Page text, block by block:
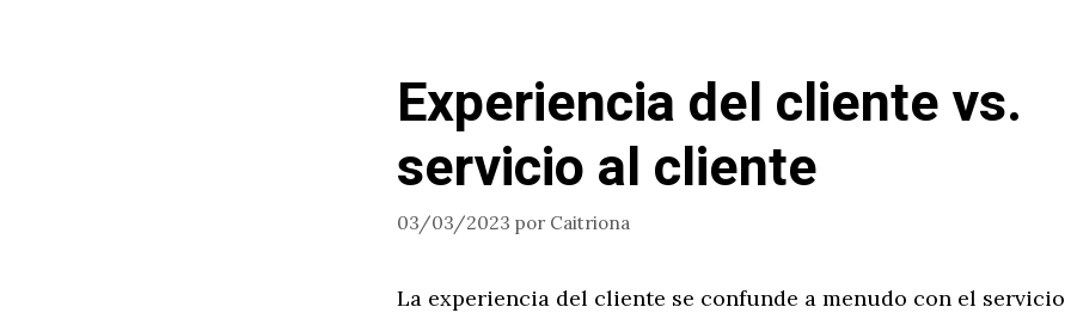
Experiencia del cliente vs.
servicio al cliente
03/03/2023 por Caitriona
La experiencia del cliente se confunde a menudo con el